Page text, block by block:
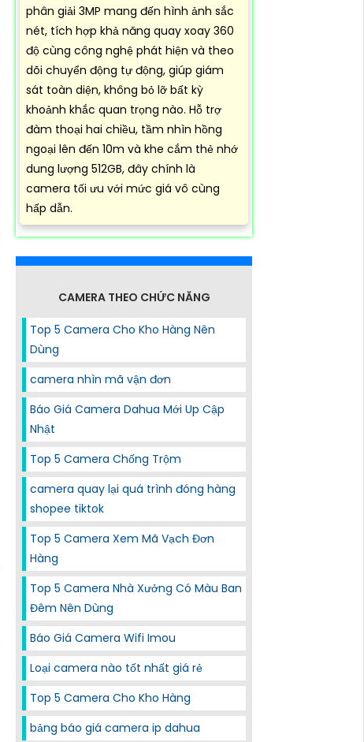
phân giải 3MP mang đến hình ảnh sắc
nét, tích hợp khả năng quay xoay 360
độ cùng công nghệ phát hiện và theo
dõi chuyển động tự động, giúp giám
sát toàn diện, không bỏ lỡ bất kỳ
khoảnh khắc quan trọng nào. Hỗ trợ
đàm thoại hai chiều, tầm nhìn hồng
ngoại lên đến 10m và khe cắm thẻ nhớ
dung lượng 512GB, đây chính là
camera tối ưu với mức giá vô cùng
hấp dẫn.
CAMERA THEO CHỨC NĂNG
Top 5 Camera Cho Kho Hàng Nên
Dùng
camera nhìn mã vận đơn
Báo Giá Camera Dahua Mới Up Cập
Nhật
Top 5 Camera Chống Trộm
camera quay lại quá trình đóng hàng
shopee tiktok
Top 5 Camera Xem Mã Vạch Đơn
Hàng
Top 5 Camera Nhà Xưởng Có Màu Ban
Đêm Nên Dùng
Báo Giá Camera Wifi Imou
Loại camera nào tốt nhất giá rẻ
Top 5 Camera Cho Kho Hàng
bảng báo giá camera ip dahua